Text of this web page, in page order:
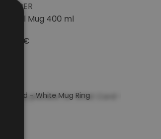
DOPPER
Travel Mug 400 ml
33.95€